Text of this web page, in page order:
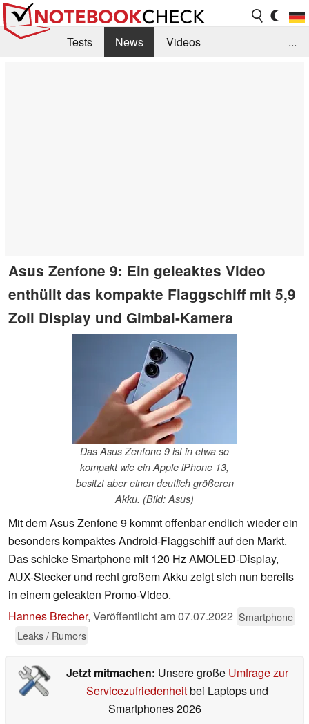
Tests News
Videos
...
Asus Zenfone 9: Ein geleaktes Video
enthüllt das kompakte Flaggschiff mit 5,9
Zoll Display und Gimbal-Kamera
Das Asus Zenfone 9 ist in etwa so
kompakt wie ein Apple iPhone 13,
besitzt aber einen deutlich größeren
Akku. (Bild: Asus)
Mit dem Asus Zenfone 9 kommt offenbar endlich wieder ein
besonders kompaktes Android-Flaggschiff auf den Markt.
Das schicke Smartphone mit 120 Hz AMOLED-Display,
AUX-Stecker und recht großem Akku zeigt sich nun bereits
in einem geleakten Promo-Video.
Hannes Brecher, Veröffentlicht am07.07.2022 Smartphone
Leaks / Rumors
Jetzt mitmachen: Unsere große Umfrage zur
Servicezufriedenheitbei Laptops und
Smartphones 2026